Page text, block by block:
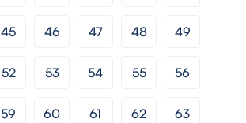
45 46 47 48 49
52 53 54 55 56
59 60 61 62 63